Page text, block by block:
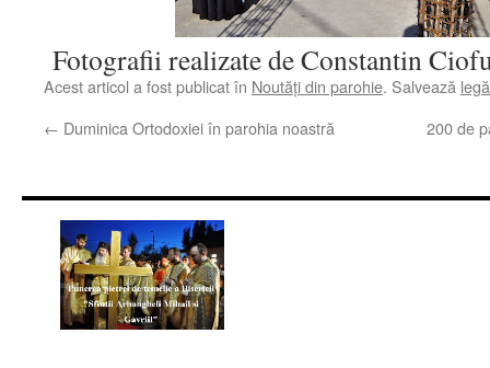
Fotografii realizate de Constantin
Acest articol a fost publicat în Noutăţi din parohie. Salvează
← Duminica Ortodoxiei în parohia noastră 200 de